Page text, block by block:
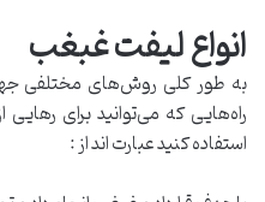
انواع لیفت غبغب
به طور کلی روش‌های مختلفی
راه‌هایی که می‌توانید برای
استفاده کنید عبارت اند از :